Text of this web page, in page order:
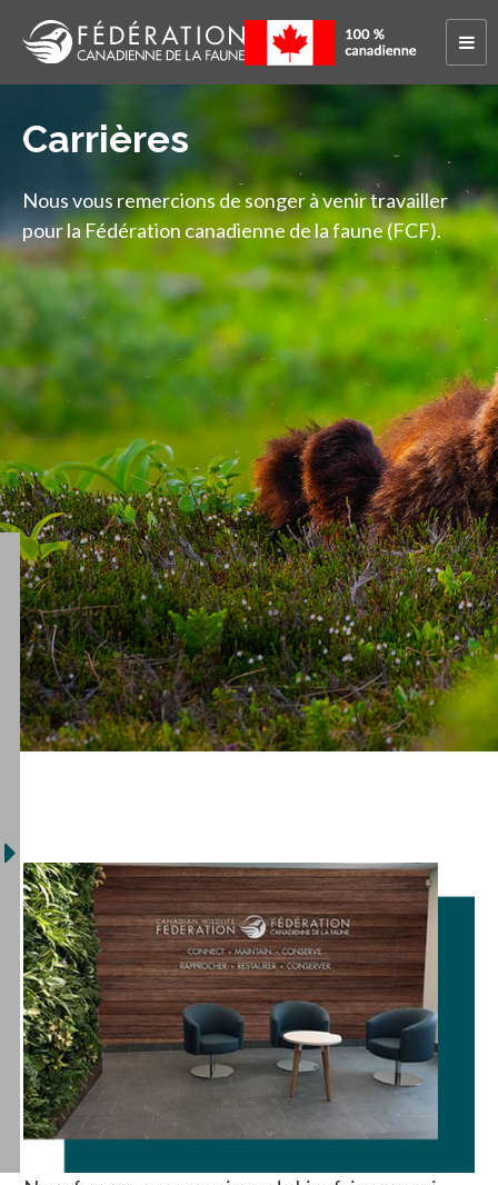
Carrières
Nous vous remercions de songer à venir travailler
pour la Fédération canadienne de la faune (FCF).